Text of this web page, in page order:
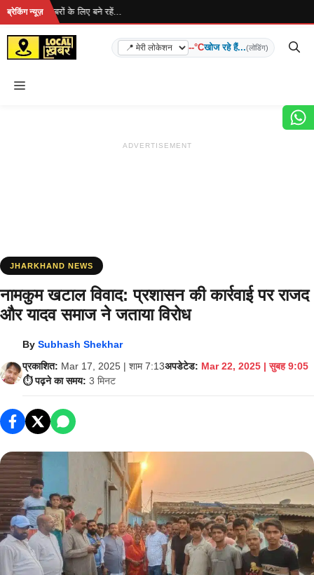
Skip
content
ब्रेकिंग न्यूज़
है... ताज़ा खबरों के लिए बने रहें...
--°Cखोज रहे हैं...(लोडिंग)
Menu
ADVERTISEMENT
JHARKHAND NEWS
नामकुम खटाल विवाद: प्रशासन की कार्रवाई पर राजद
और यादव समाज ने जताया विरोध
BySubhash Shekhar
प्रकाशित: Mar 17, 2025 | शाम 7:13अपडेटेड: Mar 22, 2025 | सुबह 9:05
⏱️ पढ़ने का समय: 3 मिनट